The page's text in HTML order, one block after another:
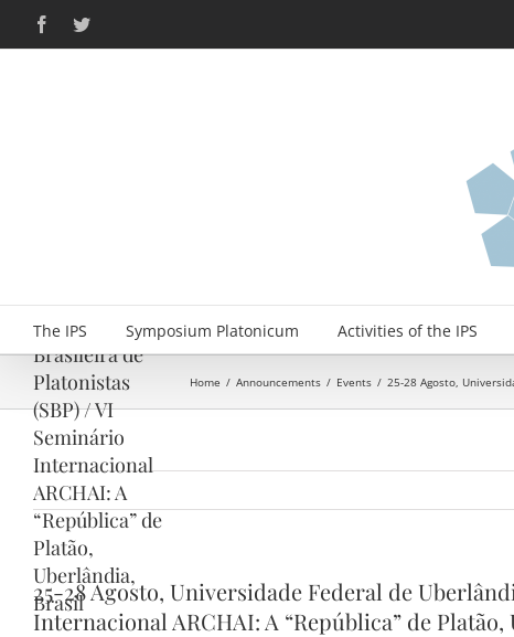
content
FacebookTwitter
The IPS Symposium Platonicum Activities of the IPS
Internacional da
Sociedade
Brasileira de
Platonistas
(SBP) / VI
Seminário
Internacional
ARCHAI: A
“República” de
Platão,
Uberlândia,
Brasil
Home / Announcements / Events / 25-28 Agosto,
25-28 Agosto, Universidade Federal de
Internacional ARCHAI: A “República” de